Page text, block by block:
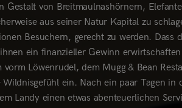
von Breitmaulnashörnern,
aus seiner Natur Kapital zu
Besuchern, gerecht zu werden. Dass
ein finanzieller Gewinn
Löwenrudel, dem Mugg & Bean
ein. Nach ein paar Tagen in
Landy einen etwas abenteuerlichen